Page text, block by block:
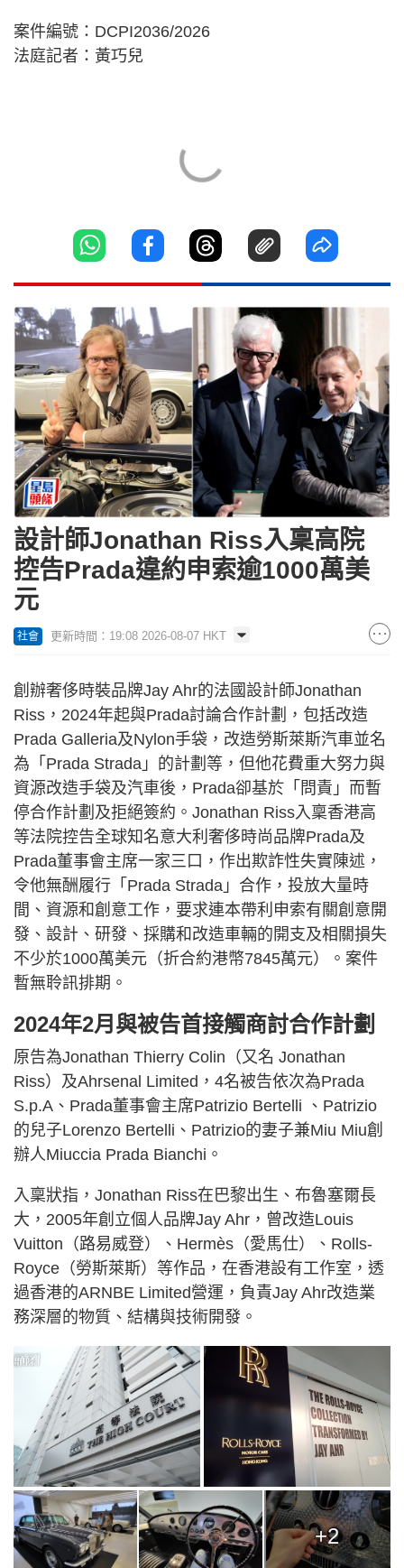
案件編號：DCPI2036/2026
法庭記者：黃巧兒
設計師Jonathan Riss入稟高院
控告Prada違約申索逾1000萬美
元
社會 更新時間：19:08 2026-08-07 HKT
創辦奢侈時裝品牌Jay Ahr的法國設計師Jonathan
Riss，2024年起與Prada討論合作計劃，包括改造
Prada Galleria及Nylon手袋，改造勞斯萊斯汽車並名
為「Prada Strada」的計劃等，但他花費重大努力與
資源改造手袋及汽車後，Prada卻基於「問責」而暫
停合作計劃及拒絕簽約。Jonathan Riss入稟香港高
等法院控告全球知名意大利奢侈時尚品牌Prada及
Prada董事會主席一家三口，作出欺詐性失實陳述，
令他無酬履行「Prada Strada」合作，投放大量時
間、資源和創意工作，要求連本帶利申索有關創意開
發、設計、研發、採購和改造車輛的開支及相關損失
不少於1000萬美元（折合約港幣7845萬元）。案件
暫無聆訊排期。
2024年2月與被告首接觸商討合作計劃
原告為Jonathan Thierry Colin（又名 Jonathan
Riss）及Ahrsenal Limited，4名被告依次為Prada
S.p.A、Prada董事會主席Patrizio Bertelli 、Patrizio
的兒子Lorenzo Bertelli、Patrizio的妻子兼Miu Miu創
辦人Miuccia Prada Bianchi。
入稟狀指，Jonathan Riss在巴黎出生、布魯塞爾長
大，2005年創立個人品牌Jay Ahr，曾改造Louis
Vuitton（路易威登）、Hermès（愛馬仕）、Rolls-
Royce（勞斯萊斯）等作品，在香港設有工作室，透
過香港的ARNBE Limited營運，負責Jay Ahr改造業
務深層的物質、結構與技術開發。
+2